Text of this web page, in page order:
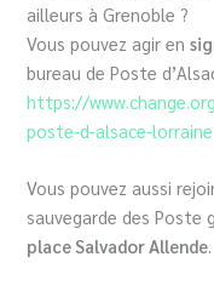
ailleurs à Grenoble ?
Vous pouvez agir en
bureau de Poste
https://
poste-d-alsace-lorraine
Vous pouvez aussi
sauvegarde des Poste
place Salvador Allende.